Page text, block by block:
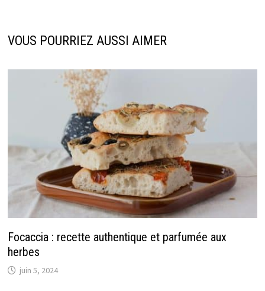
VOUS POURRIEZ AUSSI AIMER
Focaccia : recette authentique et parfumée aux
herbes
juin 5, 2024